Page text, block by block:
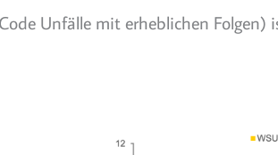
Unfälle mit erheblichen